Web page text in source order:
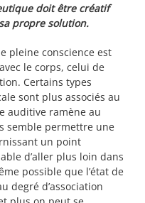
doit être créatif
propre solution.
pleine conscience est
le corps, celui de
Certains types
sont plus associés au
auditive ramène au
semble permettre une
un point
d’aller plus loin dans
possible que l’état de
degré d’association